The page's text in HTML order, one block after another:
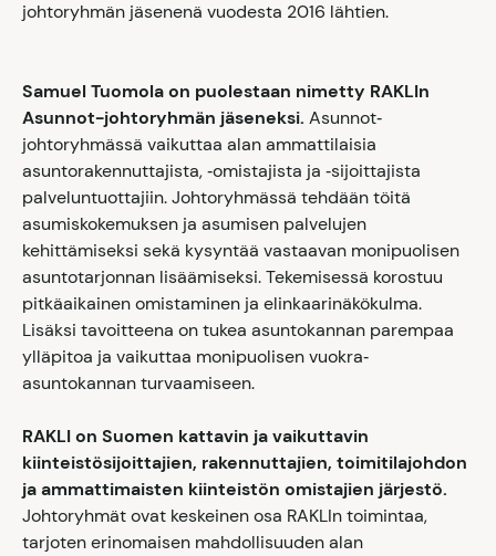
johtoryhmän jäsenenä vuodesta 2016 lähtien.
Samuel Tuomola on puolestaan nimetty RAKLIn
Asunnot-johtoryhmän jäseneksi. Asunnot‐
johtoryhmässä vaikuttaa alan ammattilaisia
asuntorakennuttajista, ‐omistajista ja ‐sijoittajista
palveluntuottajiin. Johtoryhmässä tehdään töitä
asumiskokemuksen ja asumisen palvelujen
kehittämiseksi sekä kysyntää vastaavan monipuolisen
asuntotarjonnan lisäämiseksi. Tekemisessä korostuu
pitkäaikainen omistaminen ja elinkaarinäkökulma.
Lisäksi tavoitteena on tukea asuntokannan parempaa
ylläpitoa ja vaikuttaa monipuolisen vuokra‐
asuntokannan turvaamiseen.
RAKLI on Suomen kattavin ja vaikuttavin
kiinteistösijoittajien, rakennuttajien, toimitilajohdon
ja ammattimaisten kiinteistön omistajien järjestö.
Johtoryhmät ovat keskeinen osa RAKLIn toimintaa,
tarjoten erinomaisen mahdollisuuden alan